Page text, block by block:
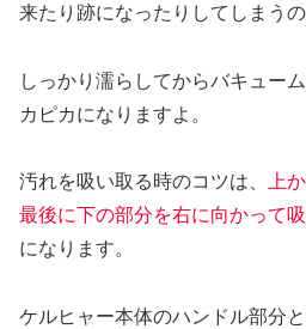
来たり跡になったりしてしまうの
しっかり濡らしてからバキュー
カピカになりますよ。
汚れを吸い取る時のコツは、 上
最後に下の部分を右に向かって
になります。
ケルヒャー本体のハンドル部分